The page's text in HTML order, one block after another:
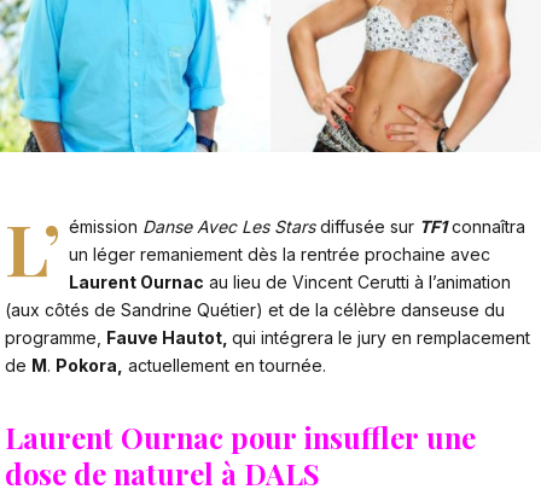
L’ émission Danse Avec Les Starsdiffusée sur TF1connaîtra
un léger remaniement dès la rentrée prochaine avec
Laurent Ournac au lieu de Vincent Cerutti à l’animation
(aux côtés de Sandrine Quétier) et de la célèbre danseuse du
programme, Fauve Hautot, qui intégrera le jury en remplacement
de M. Pokora, actuellement en tournée.
Laurent Ournac pour insuffler une
dose de naturel à DALS